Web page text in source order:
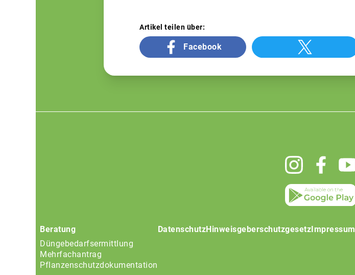
Artikel teilen über:
Facebook
Beratung
Düngebedarfsermittlung
Mehrfachantrag
Pflanzenschutzdokumentation
DatenschutzHinweisgeberschutzgesetzImpressum